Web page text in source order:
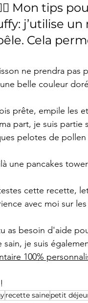
Mon tips
j’utilise
Cela
ne prendra pas
belle couleur
prête, empile les
part, je suis partie
pelotes de pollen
une pancakes
cette recette,
avec moi sur
as besoin d'aide
sain, je suis
100%
recette sainepetit